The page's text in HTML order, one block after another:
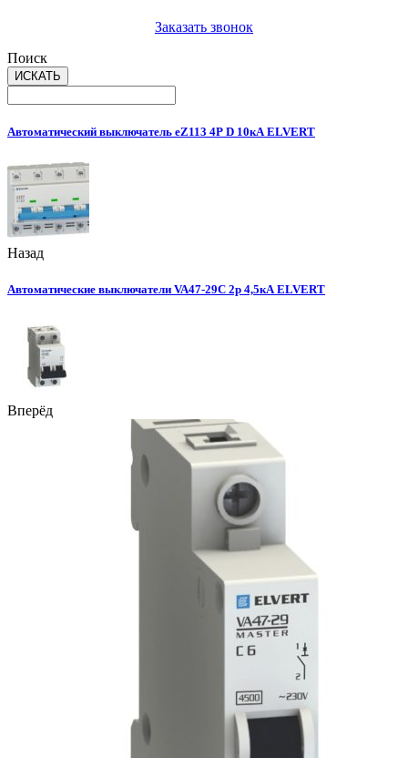
Заказать звонок
Поиск
Автоматический выключатель eZ113 4Р D 10кА ELVERT
Назад
Автоматические выключатели VA47-29С 2p 4,5кА ELVERT
Вперёд